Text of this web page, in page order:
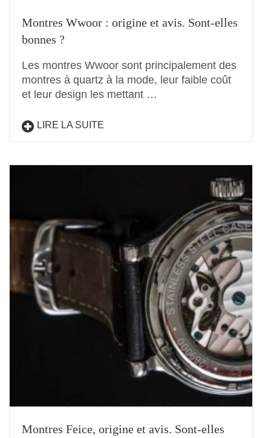
Montres Wwoor : origine et avis. Sont-elles
bonnes ?
Les montres Wwoor sont principalement des
montres à quartz à la mode, leur faible coût
et leur design les mettant …
LIRE LA SUITE
Montres Feice, origine et avis. Sont-elles